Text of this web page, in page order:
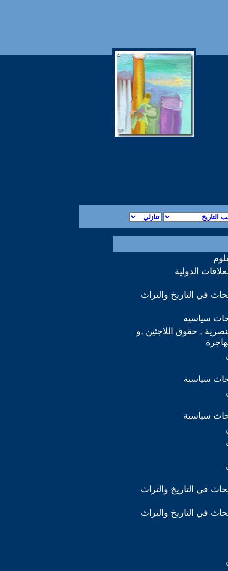
الدولية
في التاريخ والتراث
سياسية
, حقوق اللاجئين ,و
سياسية
سياسية
في التاريخ والتراث
في التاريخ والتراث